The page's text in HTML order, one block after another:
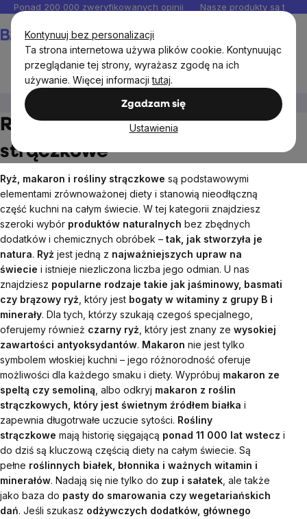
Kontynuuj bez personalizacji
Ta strona internetowa używa plików cookie. Kontynuując
przeglądanie tej strony, wyrażasz zgodę na ich
używanie. Więcej informacjitutaj.
Zgadzam się
Ustawienia
Przejść
do
treści
Ponad 200 000 zweryfikowanych opinii Nasze produkty są
Artykuły spożywcze Ryż, makaron i rośliny strączkowe
Ryż, makaron i rośliny
strączkowe
Ryż, makaron i rośliny strączkowe są podstawowymi
elementami zrównoważonej diety i stanowią nieodłączną
część kuchni na całym świecie. W tej kategorii znajdziesz
szeroki wybór produktów naturalnych bez zbędnych
dodatków i chemicznych obróbek – tak, jak stworzyła je
natura. Ryż jest jedną z najważniejszych upraw na
świecie i istnieje niezliczona liczba jego odmian. U nas
znajdziesz popularne rodzaje takie jak jaśminowy, basmati
czy brązowy ryż , który jest bogaty w witaminy z grupy B i
minerały. Dla tych, którzy szukają czegoś specjalnego,
oferujemy również czarny ryż , który jest znany ze wysokiej
zawartości antyoksydantów. Makaron nie jest tylko
symbolem włoskiej kuchni – jego różnorodność oferuje
możliwości dla każdego smaku i diety. Wypróbuj makaron ze
speltą czy semoliną , albo odkryj makaron z roślin
strączkowych, który jest świetnym źródłem białka i
zapewnia długotrwałe uczucie sytości. Rośliny
strączkowe mają historię sięgającą ponad 11 000 lat wstecz i
do dziś są kluczową częścią diety na całym świecie. Są
pełne roślinnych białek, błonnika i ważnych witamin i
minerałów. Nadają się nie tylko do zup i sałatek , ale także
jako baza do pasty do smarowania czy wegetariańskich
dań. Jeśli szukasz odżywczych dodatków, głównego